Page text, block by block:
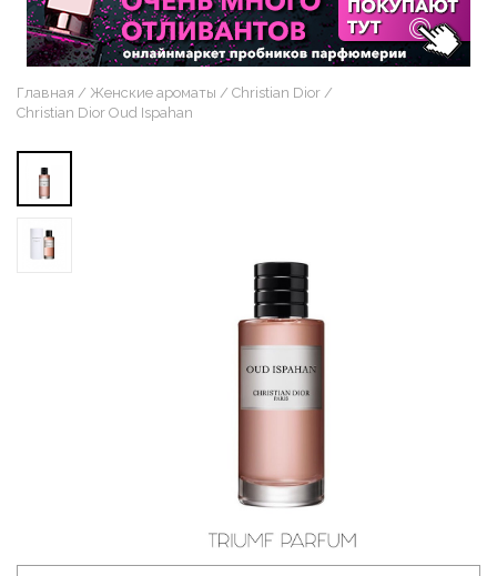
Главная Женские ароматы
Christian Dior
Christian Dior Oud Ispahan